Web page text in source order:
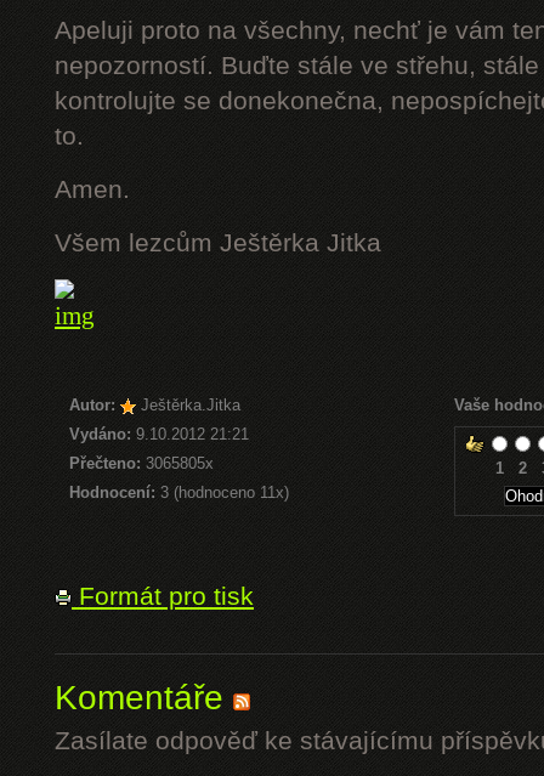
Apeluji proto na všechny, nechť je vám
nepozorností. Buďte stále ve střehu,
kontrolujte se donekonečna,
to.
Amen.
Všem lezcům Ještěrka Jitka
Autor:
Ještěrka.Jitka
Vydáno: 9.10.2012 21:21
Přečteno: 3065805x
Hodnocení: 3 (hodnoceno 11x)
Vaše
1 2
Formát pro tisk
Komentáře
Zasílate odpověď ke stávajícímu